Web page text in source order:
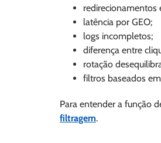
redirecionamentos
latência por GEO;
logs incompletos;
diferença entre
rotação
filtros baseados
Para entender a função
filtragem.